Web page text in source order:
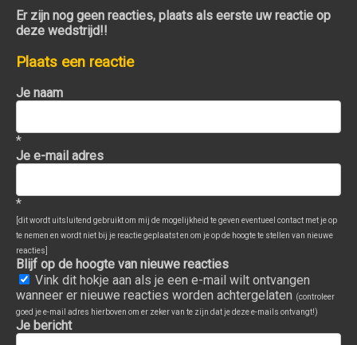
Er zijn nog geen reacties, plaats als eerste uw reactie op
deze wedstrijd!!
Plaats een reactie
Je naam
*
Je e-mail adres
*
[dit wordt uitsluitend gebruikt om mij de mogelijkheid te geven eventueel contact met je op
te nemen en wordt niet bij je reactie geplaatst en om je op de hoogte te stellen van nieuwe
reacties]
Blijf op de hoogte van nieuwe reacties
Vink dit hokje aan als je een e-mail wilt ontvangen
wanneer er nieuwe reacties worden achtergelaten (controleer
goed je e-mail adres hierboven om er zeker van te zijn dat je deze e-mails ontvangt!)
Je bericht